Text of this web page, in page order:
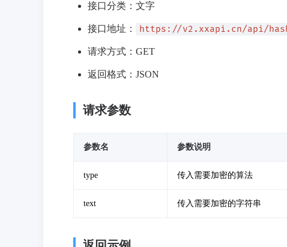
接口分类：文字
接口地址： https://v2.xxapi.cn/api/
请求方式：GET
返回格式：JSON
请求参数
参数名 参数说明
type 传入需要加密的算法
text 传入需要加密的字符串